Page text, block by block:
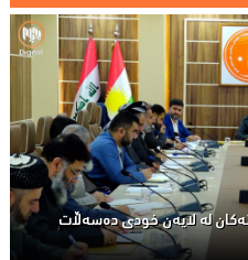
لە لایەن خودی دەسەڵات